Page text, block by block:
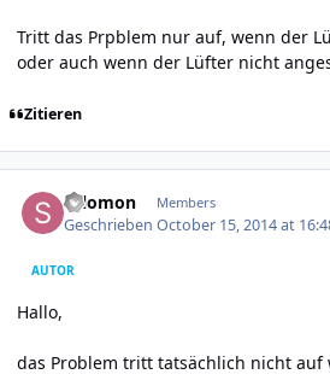
Tritt das Prpblem nur auf, wenn der
oder auch wenn der Lüfter nicht
Zitieren
salomon Members
GeschriebenOctober 15, 2014 at
AUTOR
Hallo,
das Problem tritt tatsächlich nicht auf